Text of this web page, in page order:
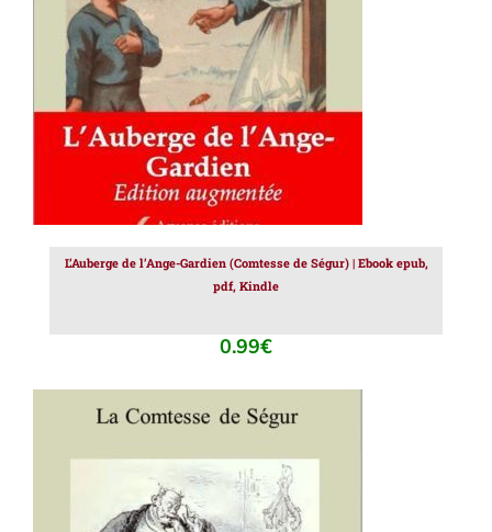
AJOUTER AU PANIER / DÉTAILS
L’Auberge de l’Ange-Gardien (Comtesse de Ségur) | Ebook epub,
pdf, Kindle
0.99€